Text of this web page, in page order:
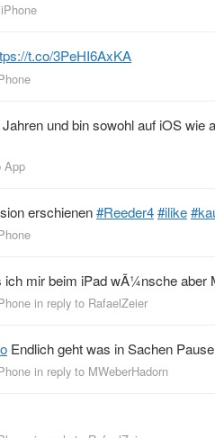
t.co/3PeHI6AxKA
und bin sowohl auf iOS wie
App
erschienen#Reeder4#ilike
ich mir beim iPad wÃ¼nsche aber
in reply to RafaelZeier
Endlich geht was in Sachen
in reply to MWeberHadorn